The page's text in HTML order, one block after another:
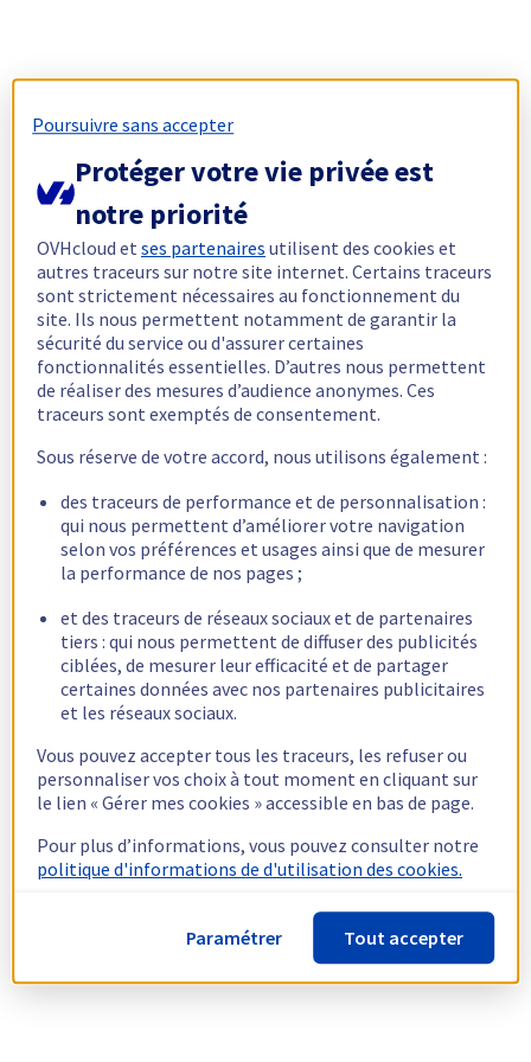
Poursuivre sans accepter
Protéger votre vie privée est
notre priorité
OVHcloud etses partenaires utilisent des cookies et
autres traceurs sur notre site internet. Certains traceurs
sont strictement nécessaires au fonctionnement du
site. Ils nous permettent notamment de garantir la
sécurité du service ou d'assurer certaines
fonctionnalités essentielles. D’autres nous permettent
de réaliser des mesures d’audience anonymes. Ces
traceurs sont exemptés de consentement.
Sous réserve de votre accord, nous utilisons également :
des traceurs de performance et de personnalisation :
qui nous permettent d’améliorer votre navigation
selon vos préférences et usages ainsi que de mesurer
la performance de nos pages ;
et des traceurs de réseaux sociaux et de partenaires
tiers : qui nous permettent de diffuser des publicités
ciblées, de mesurer leur efficacité et de partager
certaines données avec nos partenaires publicitaires
et les réseaux sociaux.
Vous pouvez accepter tous les traceurs, les refuser ou
personnaliser vos choix à tout moment en cliquant sur
le lien « Gérer mes cookies » accessible en bas de page.
Pour plus d’informations, vous pouvez consulter notre
politique d'informations de d'utilisation des cookies.
Paramétrer Tout accepter